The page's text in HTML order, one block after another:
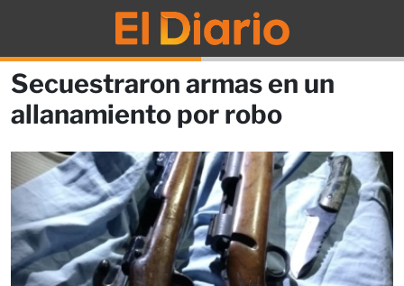
Secuestraron armas en un
allanamiento por robo